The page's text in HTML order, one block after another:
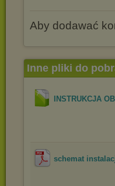
Aby dodawać
Inne pliki do
INSTRUKCJA
schemat